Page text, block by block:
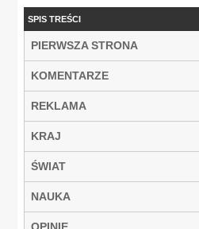
SPIS TREŚCI
PIERWSZA STRONA
KOMENTARZE
REKLAMA
KRAJ
ŚWIAT
NAUKA
OPINIE